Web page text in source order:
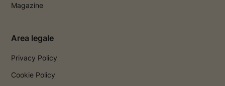
Magazine
Area legale
Privacy Policy
Cookie Policy